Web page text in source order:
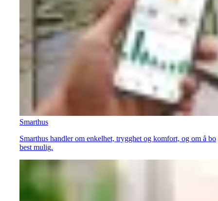
Smarthus
Smarthus handler om enkelhet, trygghet og komfort, og om å bo
best mulig.